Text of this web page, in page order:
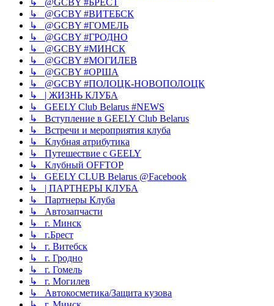
↳ @GCBY #ВИТЕБСК
↳ @GCBY #ГОМЕЛЬ
↳ @GCBY #ГРОДНО
↳ @GCBY #МИНСК
↳ @GCBY #МОГИЛЕВ
↳ @GCBY #ОРША
↳ @GCBY #ПОЛОЦК-НОВОПОЛОЦК
↳ | ЖИЗНЬ КЛУБА
↳ GEELY Club Bеlarus #NEWS
↳ Вступление в GEELY Club Belarus
↳ Встречи и мероприятия клуба
↳ Клубная атрибутика
↳ Путешествие с GEELY
↳ Клубный OFFTOP
↳ GEELY CLUB Belarus @Facebook
↳ | ПАРТНЕРЫ КЛУБА
↳ Партнеры Клуба
↳ Автозапчасти
↳ г. Минск
↳ г.Брест
↳ г. Витебск
↳ г. Гродно
↳ г. Гомель
↳ г. Могилев
↳ Автокосметика/Защита кузова